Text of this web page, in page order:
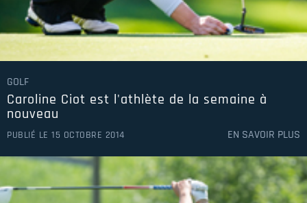
GOLF
Caroline Ciot est l'athlète de la semaine à
nouveau
PUBLIÉ LE 15 OCTOBRE 2014 EN SAVOIR PLUS